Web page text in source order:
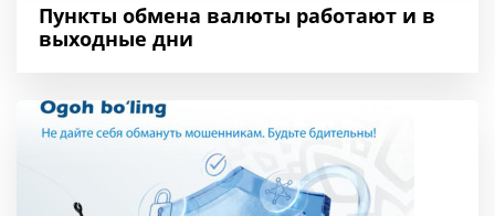
Пункты обмена валюты работают и в
выходные дни